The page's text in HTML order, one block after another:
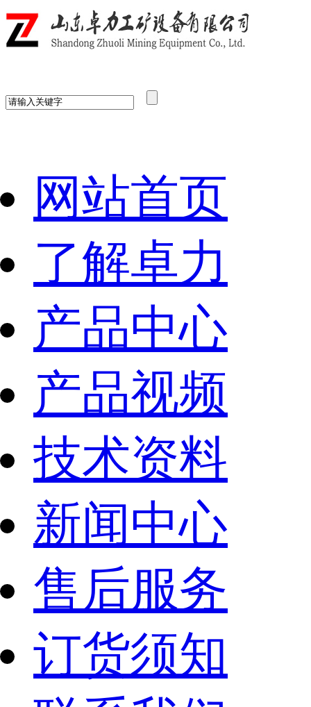
网站首页
了解卓力
产品中心
产品视频
技术资料
新闻中心
售后服务
订货须知